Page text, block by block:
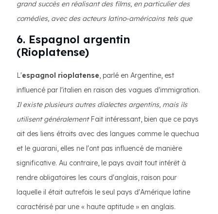
grand succès en réalisant des films, en particulier des
comédies, avec des acteurs latino-américains tels que
6. Espagnol argentin
(Rioplatense)
L'espagnol rioplatense, parlé en Argentine, est
influencé par l'italien en raison des vagues d'immigration.
Il existe plusieurs autres dialectes argentins, mais ils
utilisent généralement Fait intéressant, bien que ce pays
ait des liens étroits avec des langues comme le quechua
et le guarani, elles ne l'ont pas influencé de manière
significative. Au contraire, le pays avait tout intérêt à
rendre obligatoires les cours d'anglais, raison pour
laquelle il était autrefois le seul pays d'Amérique latine
caractérisé par une « haute aptitude » en anglais.